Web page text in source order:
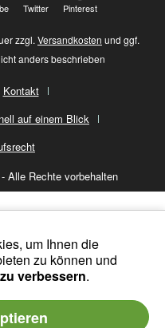
Twitter Pinterest
zzgl. Versandkosten und ggf.
anders beschrieben
Kontakt
auf einem Blick
Alle Rechte vorbehalten
um Ihnen die
zu können und
verbessern.